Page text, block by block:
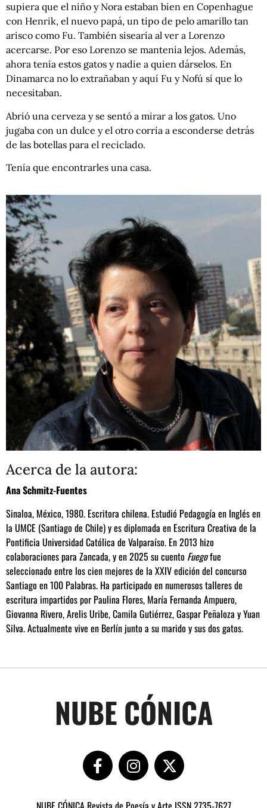
supiera que el niño y Nora estaban bien en Copenhague
con Henrik, el nuevo papá, un tipo de pelo amarillo tan
arisco como Fu. También sisearía al ver a Lorenzo
acercarse. Por eso Lorenzo se mantenía lejos. Además,
ahora tenía estos gatos y nadie a quien dárselos. En
Dinamarca no lo extrañaban y aquí Fu y Nofú sí que lo
necesitaban.
Abrió una cerveza y se sentó a mirar a los gatos. Uno
jugaba con un dulce y el otro corría a esconderse detrás
de las botellas para el reciclado.
Tenía que encontrarles una casa.
Acerca de la autora:
Ana Schmitz-Fuentes
Sinaloa, México, 1980. Escritora chilena. Estudió Pedagogía en Inglés en
la UMCE (Santiago de Chile) y es diplomada en Escritura Creativa de la
Pontificia Universidad Católica de Valparaíso. En 2013 hizo
colaboraciones para Zancada, y en 2025 su cuento Fuegofue
seleccionado entre los cien mejores de la XXIV edición del concurso
Santiago en 100 Palabras. Ha participado en numerosos talleres de
escritura impartidos por Paulina Flores, María Fernanda Ampuero,
Giovanna Rivero, Arelis Uribe, Camila Gutiérrez, Gaspar Peñaloza y Yuan
Silva. Actualmente vive en Berlín junto a su marido y sus dos gatos.
NUBE CÓNICA